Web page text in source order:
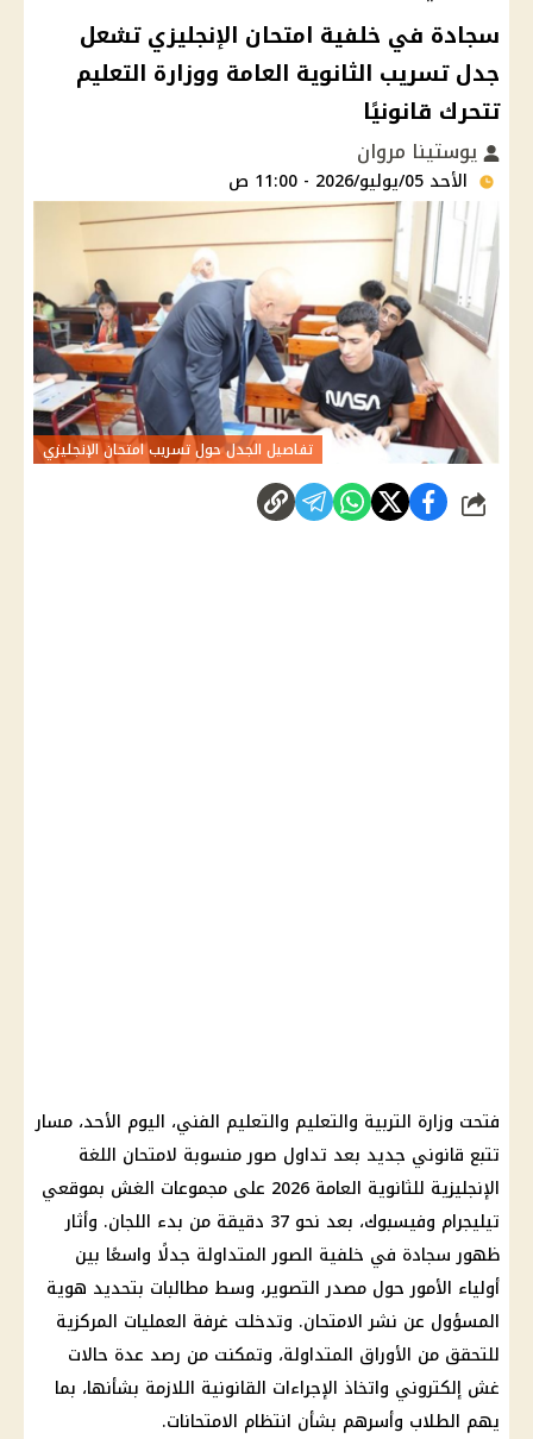
سجادة في خلفية امتحان الإنجليزي تشعل
جدل تسريب الثانوية العامة ووزارة التعليم
تتحرك قانونيًا
يوستينا مروان
الأحد 05/يوليو/2026 - 11:00 ص
تفاصيل الجدل حول تسريب امتحان الإنجليزي
شارك
فتحت وزارة التربية والتعليم والتعليم الفني، اليوم الأحد، مسار
تتبع قانوني جديد بعد تداول صور منسوبة لامتحان اللغة
الإنجليزية للثانوية العامة 2026 على مجموعات الغش بموقعي
تيليجرام وفيسبوك، بعد نحو 37 دقيقة من بدء اللجان. وأثار
ظهور سجادة في خلفية الصور المتداولة جدلًا واسعًا بين
أولياء الأمور حول مصدر التصوير، وسط مطالبات بتحديد هوية
المسؤول عن نشر الامتحان. وتدخلت غرفة العمليات المركزية
للتحقق من الأوراق المتداولة، وتمكنت من رصد عدة حالات
غش إلكتروني واتخاذ الإجراءات القانونية اللازمة بشأنها، بما
يهم الطلاب وأسرهم بشأن انتظام الامتحانات.